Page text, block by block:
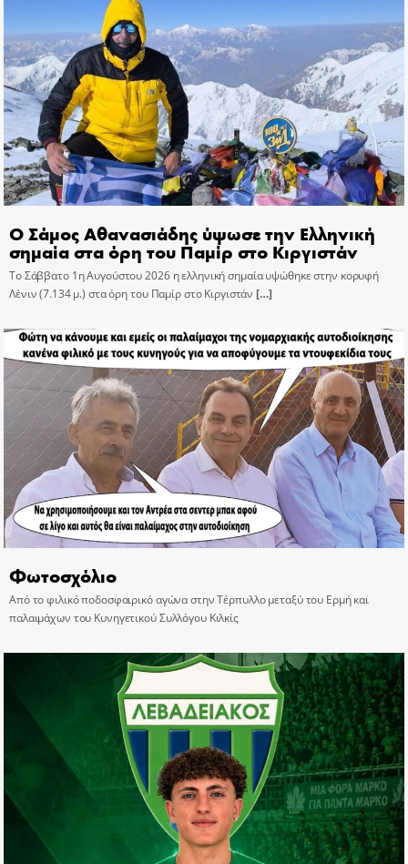
Ο Σάμος Αθανασιάδης ύψωσε την Ελληνική
σημαία στα όρη του Παμίρ στο Κιργιστάν
Το Σάββατο 1η Αυγούστου 2026 η ελληνική σημαία υψώθηκε στην κορυφή
Λένιν (7.134 μ.) στα όρη του Παμίρ στο Κιργιστάν […]
Φωτοσχόλιο
Από το φιλικό ποδοσφαιρικό αγώνα στην Τέρπυλλο μεταξύ του Ερμή και
παλαιμάχων του Κυνηγετικού Συλλόγου Κιλκίς